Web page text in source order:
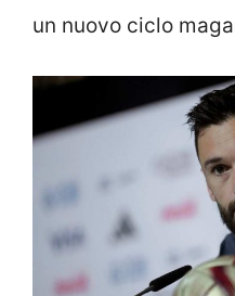
un nuovo ciclo